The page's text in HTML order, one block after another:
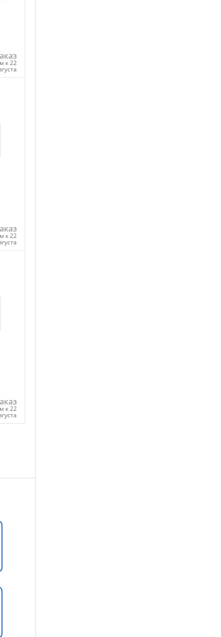
к 22
к 22
к 22